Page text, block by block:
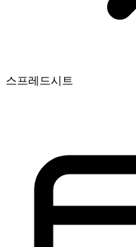
스프레드시트